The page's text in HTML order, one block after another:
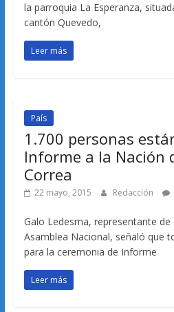
la parroquia La Esperanza,
cantón Quevedo,
Leer más
País
1.700 personas
Informe a la Nación
Correa
22 mayo, 2015 Redacción
Galo Ledesma, representante
Asamblea Nacional, señaló que
para la ceremonia de Informe
Leer más